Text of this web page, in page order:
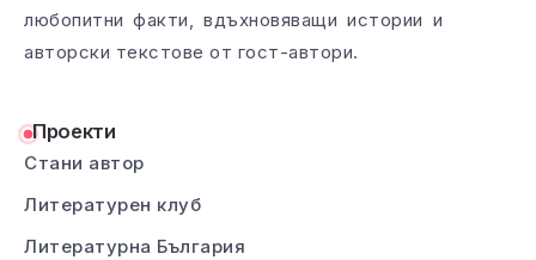
любопитни факти, вдъхновяващи истории и
авторски текстове от гост-автори.
Проекти
Стани автор
Литературен клуб
Литературна България